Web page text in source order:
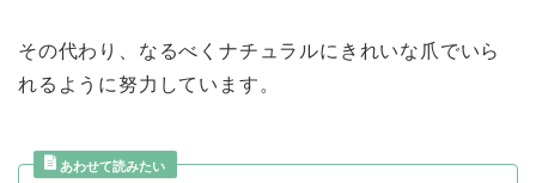
その代わり、なるべくナチュラルにきれいな爪でいら
れるように努力しています。